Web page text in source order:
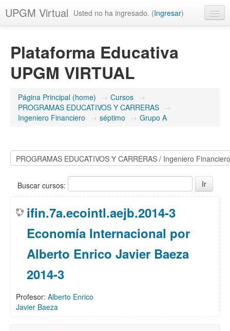
UPGM Virtual Usted no ha ingresado. (Ingresar)
Plataforma Educativa
UPGM VIRTUAL
Página Principal (home) → Cursos →
PROGRAMAS EDUCATIVOS Y CARRERAS →
Ingeniero Financiero → séptimo → Grupo A
Buscar cursos:
ifin.7a.ecointl.aejb.2014-3
Economía Internacional por
Alberto Enrico Javier Baeza
2014-3
Profesor: Alberto Enrico
Javier Baeza